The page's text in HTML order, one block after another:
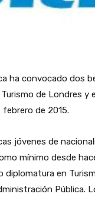
ha convocado dos
de Londres y
de 2015.
jóvenes de
mínimo desde
diplomatura en
Pública.